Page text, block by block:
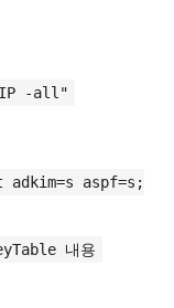
IP -all"
adkim=s aspf=s;
내용